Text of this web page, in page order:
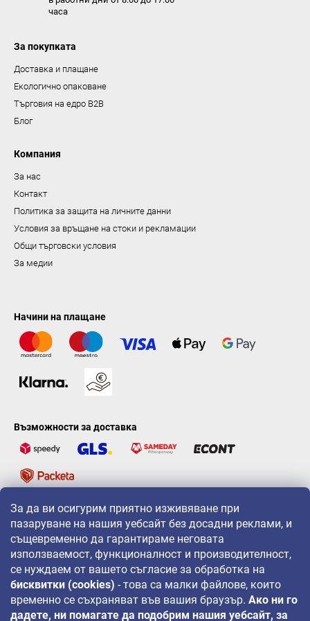
За да ви осигурим приятно изживяване при
пазаруване на нашия уебсайт без досадни реклами, и
същевременно да гарантираме неговата
използваемост, функционалност и производителност,
се нуждаем от вашето съгласие за обработка на
бисквитки (cookies) - това са малки файлове, които
временно се съхраняват във вашия браузър. Ако ни го
дадете, ни помагате да подобрим нашия уебсайт, за
часа
За покупката
Доставка и плащане
Екологично опаковане
Търговия на едро B2B
Блог
Компания
За нас
Контакт
Политика за защита на личните данни
Условия за връщане на стоки и рекламации
Общи търговски условия
За медии
Начини на плащане
Възможности за доставка
LAVONIO по света
За промоции, игри и отстъпки ни следвайте на: